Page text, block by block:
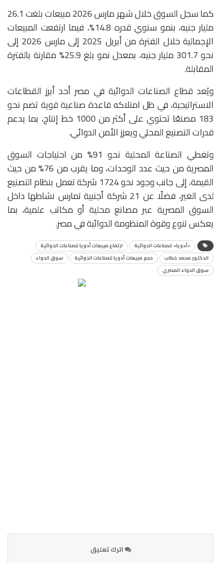
كما سجل السوق خلال شهر مارس 2026 مبيعات بلغت 26.1
مليار جنيه، بنمو سنوي قدره 14.8%، فيما ارتفعت المبيعات
الإجمالية خلال الفترة من أبريل 2025 إلى مارس 2026 إلى
نحو 301.7 مليار جنيه، بمعدل نمو بلغ 25.9% مقارنة بالفترة
المقابلة.
ويُعد قطاع الصناعات الدوائية في مصر أحد أبرز القطاعات
الاستراتيجية، في ظل امتلاكه قاعدة صناعية قوية تضم نحو
183 مصنعًا تحتوي على أكثر من 1000 خط إنتاج، بما يدعم
قدرات التصنيع المحلي ويعزز الأمن الدوائي.
وتغطي الصناعة المحلية نحو 91% من احتياجات السوق
المصرية من حيث عدد الوحدات، وما يقرب من 76% من حيث
القيمة، إلى جانب وجود نحو 1724 شركة تعمل بنظام التصنيع
لدى الغير، فضلًا عن 21 شركة أجنبية تمارس نشاطها داخل
السوق المصرية عبر مصانع محلية أو مكاتب علمية، بما
يعكس تنوع وقوة المنظومة الدوائية في مصر.
«أدويا» للصناعات الدوائية
ارتفاع مبيعات أدويا للصناعات الدوائية
الدكتور محمد خطاب
حجم مبيعات أدويا للصناعات الدوائية
سوق الدواء
سوق الدواء المصري
اترك تعليق